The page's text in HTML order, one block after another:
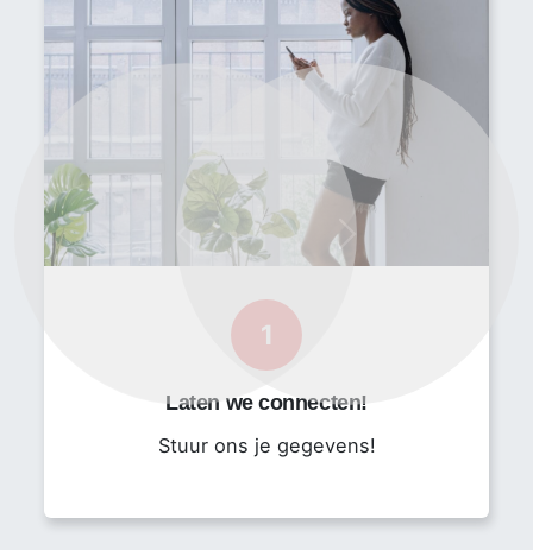
Uitwerken van elektrotechnische ontwerpen op basis
van tekeningen of opname op locatie
Opstellen van offertes en uitvoeren van calculaties
Afstemmen en plannen van monteursinzet in overleg
met het projectteam
Bestellen en bewaken van materiaalstromen
Opstellen van werkbegrotingen en verwerken van
Regelmatig bezoeken van projectlocaties om
1
Laten we connecten!
Stuur ons je gegevens!
Previous Next